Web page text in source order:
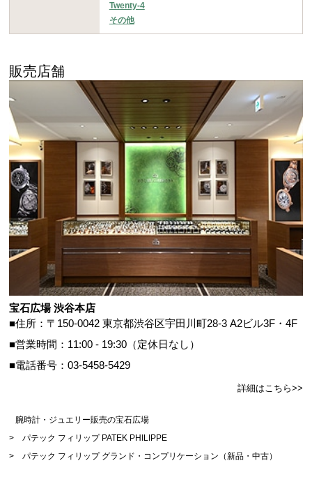
Twenty-4
その他
販売店舗
宝石広場 渋谷本店
■住所：〒150-0042 東京都渋谷区宇田川町28-3 A2ビル3F・4F
■営業時間：11:00 - 19:30（定休日なし）
■電話番号：03-5458-5429
詳細はこちら>>
腕時計・ジュエリー販売の宝石広場
>
パテック フィリップ PATEK PHILIPPE
>
パテック フィリップ グランド・コンプリケーション（新品・中古）